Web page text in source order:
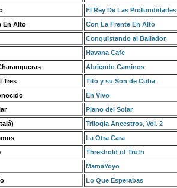
El Rey De Las Profundidades
En Alto Con La Frente En Alto
Conquistando al Bailador
Havana Cafe
Abriendo Caminos
Tres Tito y su Son de Cuba
En Vivo
Piano del Solar
Trilogia Ancestros, Vol. 2
La Otra Cara
Threshold of Truth
MamaYoyo
Lo Que Esperabas